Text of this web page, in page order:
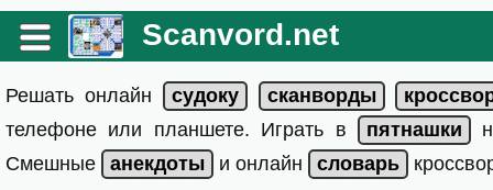
Scanvord.net
Решать онлайн
телефоне или планшете. Играть в
Смешные
и онлайн